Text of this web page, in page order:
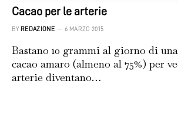
Cacao per le arterie
BY REDAZIONE 6 MARZO 2015
Bastano 10 grammi al giorno di
cacao amaro (almeno al 75%) per
arterie diventano…